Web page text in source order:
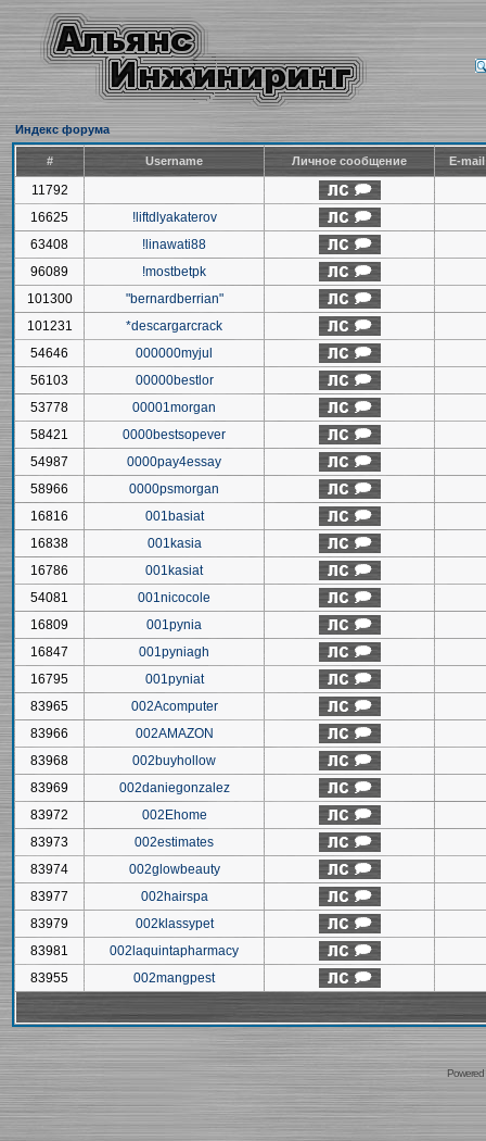
Индекс форума
# Username Личное сообщение E-
11792
16625
!liftdlyakaterov
63408
!linawati88
96089
!mostbetpk
101300
"bernardberrian"
101231
*descargarcrack
54646
000000myjul
56103
00000bestlor
53778
00001morgan
58421
0000bestsopever
54987
0000pay4essay
58966
0000psmorgan
16816
001basiat
16838
001kasia
16786
001kasiat
54081
001nicocole
16809
001pynia
16847
001pyniagh
16795
001pyniat
83965
002Acomputer
83966
002AMAZON
83968
002buyhollow
83969
002daniegonzalez
83972
002Ehome
83973
002estimates
83974
002glowbeauty
83977
002hairspa
83979
002klassypet
83981
002laquintapharmacy
83955
002mangpest